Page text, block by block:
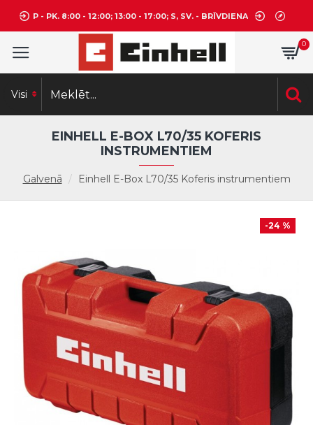
P - PK. 8:00 - 12:00; 13:00 - 17:00; S, SV. - BRĪVDIENA
0
Visi
Galvenā Einhell E-Box L70/35 Koferis instrumentiem
EINHELL E-BOX L70/35 KOFERIS
INSTRUMENTIEM
-24 %